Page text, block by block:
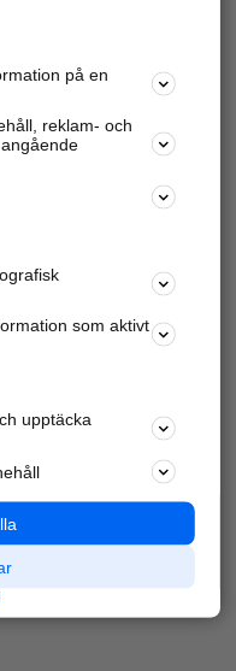
Logga in
4 miljoner
andra
att hitta rätt lokal
och
på en
reklam- och
som aktivt
upptäcka